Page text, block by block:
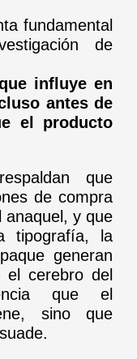
fundamental
de
influye en
antes de
el producto
que
de compra
y que
tipografía, la
generan
el cerebro del
que el
sino que